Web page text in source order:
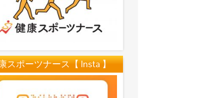
スポーツナース【 Insta 】